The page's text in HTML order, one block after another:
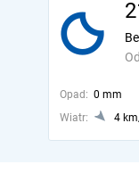
Opad: 0 mm
Wiatr:
4